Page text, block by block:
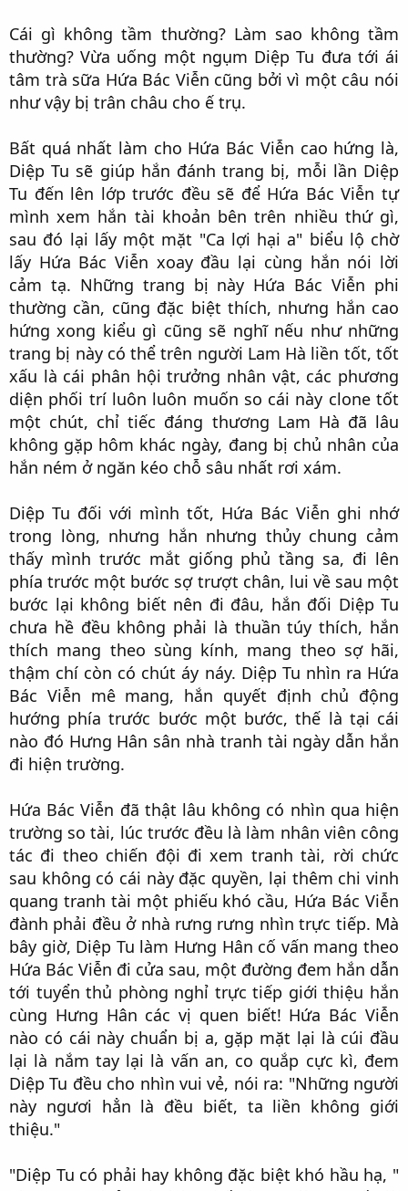
Cái gì không tầm thường? Làm sao không tầm
thường? Vừa uống một ngụm Diệp Tu đưa tới ái
tâm trà sữa Hứa Bác Viễn cũng bởi vì một câu nói
như vậy bị trân châu cho ế trụ.​
Bất quá nhất làm cho Hứa Bác Viễn cao hứng là,
Diệp Tu sẽ giúp hắn đánh trang bị, mỗi lần Diệp
Tu đến lên lớp trước đều sẽ để Hứa Bác Viễn tự
mình xem hắn tài khoản bên trên nhiều thứ gì,
sau đó lại lấy một mặt "Ca lợi hại a" biểu lộ chờ
lấy Hứa Bác Viễn xoay đầu lại cùng hắn nói lời
cảm tạ. Những trang bị này Hứa Bác Viễn phi
thường cần, cũng đặc biệt thích, nhưng hắn cao
hứng xong kiểu gì cũng sẽ nghĩ nếu như những
trang bị này có thể trên người Lam Hà liền tốt, tốt
xấu là cái phân hội trưởng nhân vật, các phương
diện phối trí luôn luôn muốn so cái này clone tốt
một chút, chỉ tiếc đáng thương Lam Hà đã lâu
không gặp hôm khác ngày, đang bị chủ nhân của
hắn ném ở ngăn kéo chỗ sâu nhất rơi xám.​
Diệp Tu đối với mình tốt, Hứa Bác Viễn ghi nhớ
trong lòng, nhưng hắn nhưng thủy chung cảm
thấy mình trước mắt giống phủ tầng sa, đi lên
phía trước một bước sợ trượt chân, lui về sau một
bước lại không biết nên đi đâu, hắn đối Diệp Tu
chưa hề đều không phải là thuần túy thích, hắn
thích mang theo sùng kính, mang theo sợ hãi,
thậm chí còn có chút áy náy. Diệp Tu nhìn ra Hứa
Bác Viễn mê mang, hắn quyết định chủ động
hướng phía trước bước một bước, thế là tại cái
nào đó Hưng Hân sân nhà tranh tài ngày dẫn hắn
đi hiện trường.​
Hứa Bác Viễn đã thật lâu không có nhìn qua hiện
trường so tài, lúc trước đều là làm nhân viên công
tác đi theo chiến đội đi xem tranh tài, rời chức
sau không có cái này đặc quyền, lại thêm chi vinh
quang tranh tài một phiếu khó cầu, Hứa Bác Viễn
đành phải đều ở nhà rưng rưng nhìn trực tiếp. Mà
bây giờ, Diệp Tu làm Hưng Hân cố vấn mang theo
Hứa Bác Viễn đi cửa sau, một đường đem hắn dẫn
tới tuyển thủ phòng nghỉ trực tiếp giới thiệu hắn
cùng Hưng Hân các vị quen biết! Hứa Bác Viễn
nào có cái này chuẩn bị a, gặp mặt lại là cúi đầu
lại là nắm tay lại là vấn an, co quắp cực kì, đem
Diệp Tu đều cho nhìn vui vẻ, nói ra: "Những người
này ngươi hẳn là đều biết, ta liền không giới
thiệu."​
"Diệp Tu có phải hay không đặc biệt khó hầu hạ, "